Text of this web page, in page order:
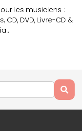
les musiciens :
DVD, Livre-CD &